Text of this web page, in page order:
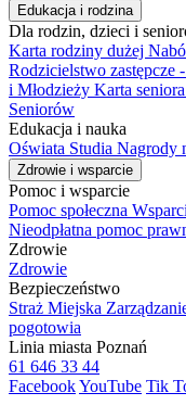
Edukacja i rodzina
Dla rodzin, dzieci i
Karta rodziny dużej
Rodzicielstwo zastępcze
i Młodzieży Karta
Seniorów
Edukacja i nauka
Oświata Studia Nagrody
Zdrowie i wsparcie
Pomoc i wsparcie
Pomoc społeczna
Nieodpłatna pomoc
Zdrowie
Zdrowie
Bezpieczeństwo
Straż Miejska
pogotowia
Linia miasta Poznań
61 646 33 44
FacebookYouTube Tik